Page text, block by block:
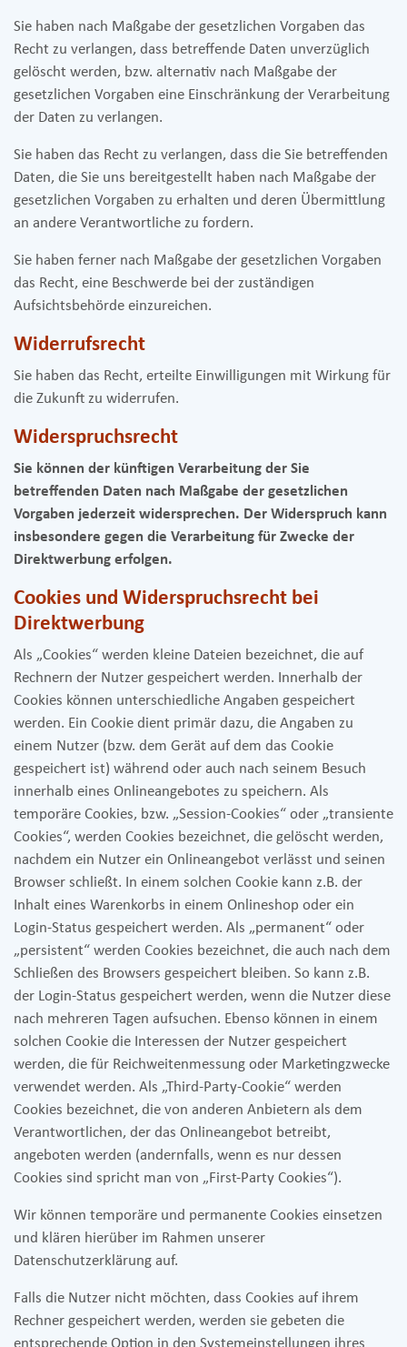
Sie haben nach Maßgabe der gesetzlichen Vorgaben das
Recht zu verlangen, dass betreffende Daten unverzüglich
gelöscht werden, bzw. alternativ nach Maßgabe der
gesetzlichen Vorgaben eine Einschränkung der Verarbeitung
der Daten zu verlangen.
Sie haben das Recht zu verlangen, dass die Sie betreffenden
Daten, die Sie uns bereitgestellt haben nach Maßgabe der
gesetzlichen Vorgaben zu erhalten und deren Übermittlung
an andere Verantwortliche zu fordern.
Sie haben ferner nach Maßgabe der gesetzlichen Vorgaben
das Recht, eine Beschwerde bei der zuständigen
Aufsichtsbehörde einzureichen.
Widerrufsrecht
Sie haben das Recht, erteilte Einwilligungen mit Wirkung für
die Zukunft zu widerrufen.
Widerspruchsrecht
Sie können der künftigen Verarbeitung der Sie
betreffenden Daten nach Maßgabe der gesetzlichen
Vorgaben jederzeit widersprechen. Der Widerspruch kann
insbesondere gegen die Verarbeitung für Zwecke der
Direktwerbung erfolgen.
Cookies und Widerspruchsrecht bei
Direktwerbung
Als „Cookies“ werden kleine Dateien bezeichnet, die auf
Rechnern der Nutzer gespeichert werden. Innerhalb der
Cookies können unterschiedliche Angaben gespeichert
werden. Ein Cookie dient primär dazu, die Angaben zu
einem Nutzer (bzw. dem Gerät auf dem das Cookie
gespeichert ist) während oder auch nach seinem Besuch
innerhalb eines Onlineangebotes zu speichern. Als
temporäre Cookies, bzw. „Session-Cookies“ oder „transiente
Cookies“, werden Cookies bezeichnet, die gelöscht werden,
nachdem ein Nutzer ein Onlineangebot verlässt und seinen
Browser schließt. In einem solchen Cookie kann z.B. der
Inhalt eines Warenkorbs in einem Onlineshop oder ein
Login-Status gespeichert werden. Als „permanent“ oder
„persistent“ werden Cookies bezeichnet, die auch nach dem
Schließen des Browsers gespeichert bleiben. So kann z.B.
der Login-Status gespeichert werden, wenn die Nutzer diese
nach mehreren Tagen aufsuchen. Ebenso können in einem
solchen Cookie die Interessen der Nutzer gespeichert
werden, die für Reichweitenmessung oder Marketingzwecke
verwendet werden. Als „Third-Party-Cookie“ werden
Cookies bezeichnet, die von anderen Anbietern als dem
Verantwortlichen, der das Onlineangebot betreibt,
angeboten werden (andernfalls, wenn es nur dessen
Cookies sind spricht man von „First-Party Cookies“).
Wir können temporäre und permanente Cookies einsetzen
und klären hierüber im Rahmen unserer
Datenschutzerklärung auf.
Falls die Nutzer nicht möchten, dass Cookies auf ihrem
Rechner gespeichert werden, werden sie gebeten die